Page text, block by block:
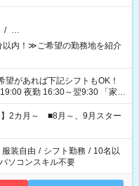
/ …
内！≫ご希望の勤務地を紹介
夜勤 16:30～翌9:30 「家族
って夕飯の準備がしたい」
など、ご希望を教えてください
。 合計で週40時間を超える場
】2カ月～ ■8月～、9月スター
服装自由 / シフト勤務 / 10名以
パソコンスキル不要